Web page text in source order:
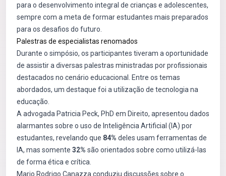
para o desenvolvimento integral de crianças e adolescentes,
sempre com a meta de formar estudantes mais preparados
para os desafios do futuro.
Palestras de especialistas renomados
Durante o simpósio, os participantes tiveram a oportunidade
de assistir a diversas palestras ministradas por profissionais
destacados no cenário educacional. Entre os temas
abordados, um destaque foi a utilização de tecnologia na
educação.
A advogada Patricia Peck, PhD em Direito, apresentou dados
alarmantes sobre o uso de Inteligência Artificial (IA) por
estudantes, revelando que 84% deles usam ferramentas de
IA, mas somente 32% são orientados sobre como utilizá-las
de forma ética e crítica.
Mario Rodrigo Canazza conduziu discussões sobre o